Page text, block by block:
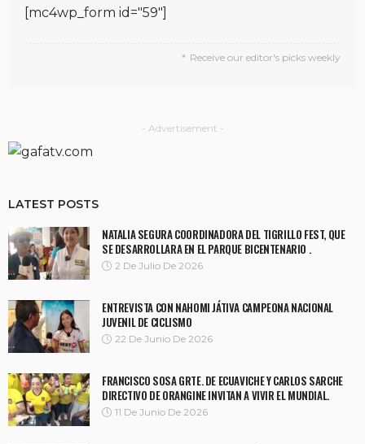
[mc4wp_form id="59"]
Receive our editor's picks weekly
- Advertisement -
LATEST POSTS
NATALIA SEGURA COORDINADORA DEL TIGRILLO FEST, QUE
SE DESARROLLARA EN EL PARQUE BICENTENARIO .
2 De Julio De 2026
ENTREVISTA CON NAHOMI JÁTIVA CAMPEONA NACIONAL
JUVENIL DE CICLISMO
22 De Junio De 2026
FRANCISCO SOSA GRTE. DE ECUAVICHE Y CARLOS SARCHE
DIRECTIVO DE ORANGINE INVITAN A VIVIR EL MUNDIAL.
11 De Junio De 2026